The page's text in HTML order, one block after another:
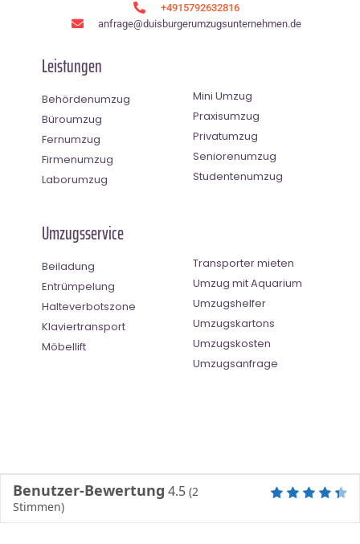
+4915792632816
anfrage@duisburgerumzugsunternehmen.de
Leistungen
Behördenumzug
Büroumzug
Fernumzug
Firmenumzug
Laborumzug
Mini Umzug
Praxisumzug
Privatumzug
Seniorenumzug
Studentenumzug
Umzugsservice
Beiladung
Entrümpelung
Halteverbotszone
Klaviertransport
Möbellift
Transporter mieten
Umzug mit Aquarium
Umzugshelfer
Umzugskartons
Umzugskosten
Umzugsanfrage
Benutzer-Bewertung 4.5 (2
Stimmen)